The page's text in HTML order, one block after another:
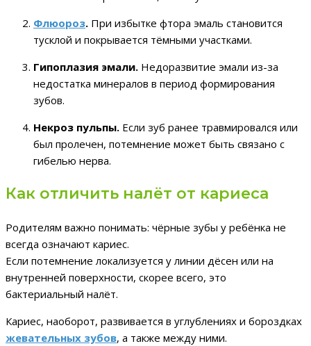
Флюороз. При избытке фтора эмаль становится
тусклой и покрывается тёмными участками.
Гипоплазия эмали. Недоразвитие эмали из-за
недостатка минералов в период формирования
зубов.
Некроз пульпы. Если зуб ранее травмировался или
был пролечен, потемнение может быть связано с
гибелью нерва.
Как отличить налёт от кариеса
Родителям важно понимать: чёрные зубы у ребёнка не
всегда означают кариес.
Если потемнение локализуется у линии дёсен или на
внутренней поверхности, скорее всего, это
бактериальный налёт.
Кариес, наоборот, развивается в углублениях и бороздках
жевательных зубов, а также между ними.